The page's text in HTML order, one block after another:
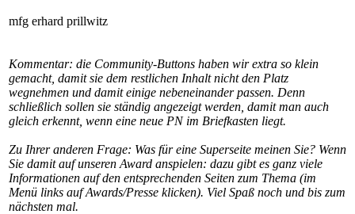
mfg erhard prillwitz
Kommentar: die Community-Buttons haben wir extra so klein
gemacht, damit sie dem restlichen Inhalt nicht den Platz
wegnehmen und damit einige nebeneinander passen. Denn
schließlich sollen sie ständig angezeigt werden, damit man auch
gleich erkennt, wenn eine neue PN im Briefkasten liegt.
Zu Ihrer anderen Frage: Was für eine Superseite meinen Sie? Wenn
Sie damit auf unseren Award anspielen: dazu gibt es ganz viele
Informationen auf den entsprechenden Seiten zum Thema (im
Menü links auf Awards/Presse klicken). Viel Spaß noch und bis zum
nächsten mal.